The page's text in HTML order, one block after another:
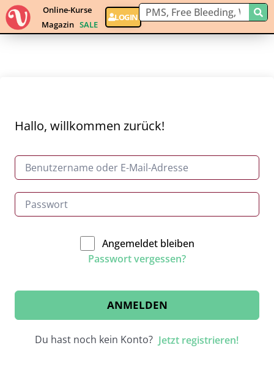
Online-Kurse
Magazin SALE
LOGIN
Hallo, willkommen zurück!
Angemeldet bleiben
Passwort vergessen?
ANMELDEN
Du hast noch kein Konto? Jetzt registrieren!